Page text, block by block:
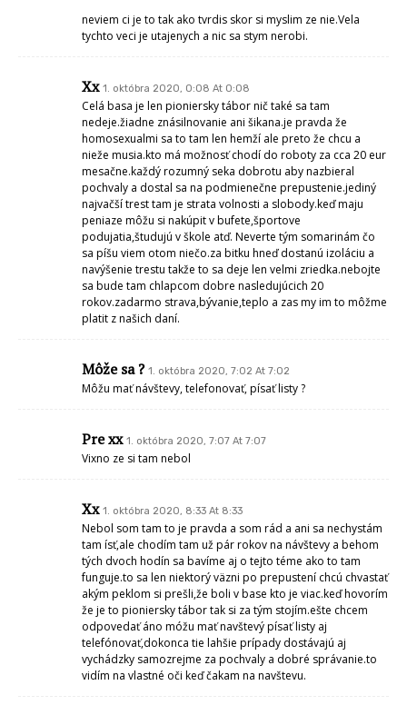
neviem ci je to tak ako tvrdis skor si myslim ze nie.Vela
tychto veci je utajenych a nic sa stym nerobi.
Xx 1. októbra 2020, 0:08 At 0:08
Celá basa je len pioniersky tábor nič také sa tam
nedeje.žiadne znásilnovanie ani šikana.je pravda že
homosexualmi sa to tam len hemží ale preto že chcu a
nieže musia.kto má možnosť chodí do roboty za cca 20 eur
mesačne.každý rozumný seka dobrotu aby nazbieral
pochvaly a dostal sa na podmienečne prepustenie.jediný
najvačší trest tam je strata volnosti a slobody.keď maju
peniaze môžu si nakúpit v bufete,športove
podujatia,študujú v škole atď. Neverte tým somarinám čo
sa píšu viem otom niečo.za bitku hneď dostanú izoláciu a
navýšenie trestu takže to sa deje len velmi zriedka.nebojte
sa bude tam chlapcom dobre nasledujúcich 20
rokov.zadarmo strava,bývanie,teplo a zas my im to môžme
platit z našich daní.
Môže sa ? 1. októbra 2020, 7:02 At 7:02
Môžu mať návštevy, telefonovať, písať listy ?
Pre xx 1. októbra 2020, 7:07 At 7:07
Vixno ze si tam nebol
Xx 1. októbra 2020, 8:33 At 8:33
Nebol som tam to je pravda a som rád a ani sa nechystám
tam ísť,ale chodím tam už pár rokov na návštevy a behom
tých dvoch hodín sa bavíme aj o tejto téme ako to tam
funguje.to sa len niektorý väzni po prepustení chcú chvastať
akým peklom si prešli,že boli v base kto je viac.keď hovorím
že je to pioniersky tábor tak si za tým stojím.ešte chcem
odpovedať áno móžu mať navštevý písať listy aj
telefónovať,dokonca tie lahšie prípady dostávajú aj
vychádzky samozrejme za pochvaly a dobré správanie.to
vidím na vlastné oči keď čakam na navštevu.